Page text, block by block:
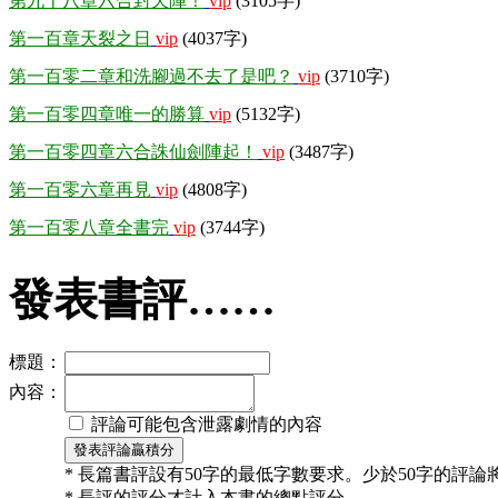
第一百章天裂之日 vip (4037字)
第一百零二章和洗腳過不去了是吧？ vip (3710字)
第一百零四章唯一的勝算 vip (5132字)
第一百零四章六合誅仙劍陣起！
vip (3487字)
第一百零六章再見 vip (4808字)
第一百零八章全書完 vip (3744字)
發表書評……
標題：
內容：
評論可能包含泄露劇情的內容
* 長篇書評設有50字的最低字數要求。少於50字的評論